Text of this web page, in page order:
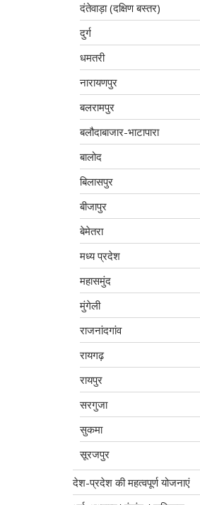
दंतेवाड़ा (दक्षिण बस्तर)
दुर्ग
धमतरी
नारायणपुर
बलरामपुर
बलौदाबाजार-भाटापारा
बालोद
बिलासपुर
बीजापुर
बेमेतरा
मध्य प्रदेश
महासमुंद
मुंगेली
राजनांदगांव
रायगढ़
रायपुर
सरगुजा
सुकमा
सूरजपुर
देश-प्रदेश की महत्वपूर्ण योजनाएं